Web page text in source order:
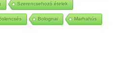
Szerencsehozó ételek
Bolognai Marhahús